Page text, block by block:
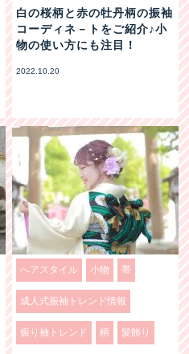
白の桜柄と赤の牡丹柄の振袖
コーディネ－トをご紹介♪小
物の使い方にも注目！
2022.10.20
へアスタイル 小物 帯
成人式振袖トレンド情報
振り袖トレンド 柄 髪飾り